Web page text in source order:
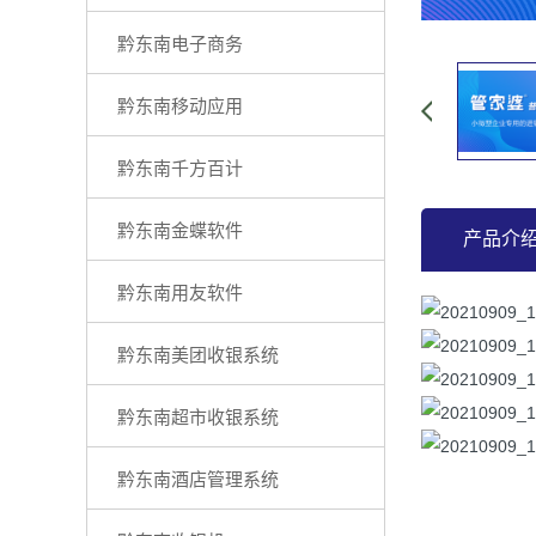
黔东南电子商务
黔东南移动应用
黔东南千方百计
黔东南金蝶软件
黔东南用友软件
黔东南美团收银系统
黔东南超市收银系统
黔东南酒店管理系统
产品介